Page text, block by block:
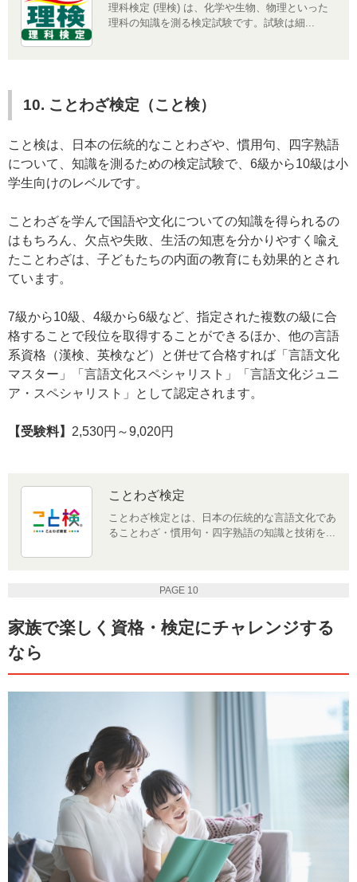
理科検定 (理検) は、化学や生物、物理といった
理科の知識を測る検定試験です。試験は細...
10. ことわざ検定（こと検）
こと検は、日本の伝統的なことわざや、慣用句、四字熟語
について、知識を測るための検定試験で、6級から10級は小
学生向けのレベルです。
ことわざを学んで国語や文化についての知識を得られるの
はもちろん、欠点や失敗、生活の知恵を分かりやすく喩え
たことわざは、子どもたちの内面の教育にも効果的とされ
ています。
7級から10級、4級から6級など、指定された複数の級に合
格することで段位を取得することができるほか、他の言語
系資格（漢検、英検など）と併せて合格すれば「言語文化
マスター」「言語文化スペシャリスト」「言語文化ジュニ
ア・スペシャリスト」として認定されます。
【受験料】 2,530円～9,020円
ことわざ検定
ことわざ検定とは、日本の伝統的な言語文化であ
ることわざ・慣用句・四字熟語の知識と技術を...
PAGE 10
家族で楽しく資格・検定にチャレンジする
なら